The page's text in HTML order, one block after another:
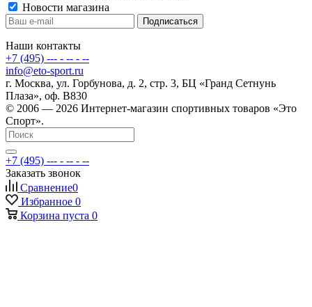
Новости магазина
Наши контакты
+7 (495) --- - -- - --
info@eto-sport.ru
г. Москва, ул. Горбунова, д. 2, стр. 3, БЦ «Гранд Сетнунь
Плаза», оф. В830
© 2006 — 2026 Интернет-магазин спортивных товаров «Это
Спорт».
+7 (495) --- - -- - --
Заказать звонок
Сравнение0
Избранное 0
Корзина пуста 0